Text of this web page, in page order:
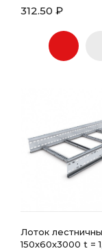
312.50 ₽
Лоток
150х60x3000 t =